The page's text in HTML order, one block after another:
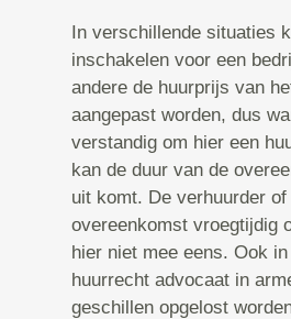
In verschillende situaties
inschakelen voor een
andere de huurprijs van
aangepast worden, dus
verstandig om hier een
kan de duur van de
uit komt. De verhuurder
overeenkomst vroegtijdig
hier niet mee eens. Ook
huurrecht advocaat in
geschillen opgelost